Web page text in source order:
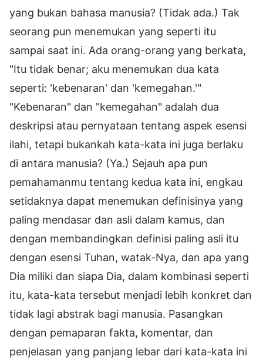
yang bukan bahasa manusia? (Tidak ada.) Tak
seorang pun menemukan yang seperti itu
sampai saat ini. Ada orang-orang yang berkata,
"Itu tidak benar; aku menemukan dua kata
seperti: 'kebenaran' dan 'kemegahan.'"
"Kebenaran" dan "kemegahan" adalah dua
deskripsi atau pernyataan tentang aspek esensi
ilahi, tetapi bukankah kata-kata ini juga berlaku
di antara manusia? (Ya.) Sejauh apa pun
pemahamanmu tentang kedua kata ini, engkau
setidaknya dapat menemukan definisinya yang
paling mendasar dan asli dalam kamus, dan
dengan membandingkan definisi paling asli itu
dengan esensi Tuhan, watak-Nya, dan apa yang
Dia miliki dan siapa Dia, dalam kombinasi seperti
itu, kata-kata tersebut menjadi lebih konkret dan
tidak lagi abstrak bagi manusia. Pasangkan
dengan pemaparan fakta, komentar, dan
penjelasan yang panjang lebar dari kata-kata ini